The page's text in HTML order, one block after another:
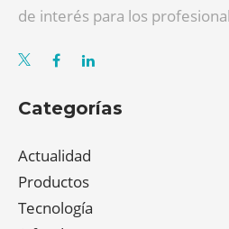
de interés para los
Categorías
Actualidad
Productos
Tecnología